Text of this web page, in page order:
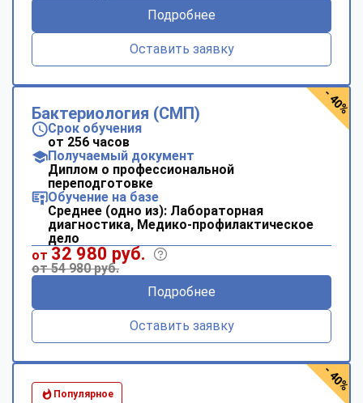
Подробнее
Оставить заявку
Бактериология (СМП)
Срок обучения
от 256 часов
Получаемый документ
Диплом о профессиональной
переподготовке
Обучение на базе
Среднее (одно из): Лабораторная
диагностика, Медико-профилактическое
дело
от 32 980 руб.
от 54 980 руб.
Подробнее
Оставить заявку
- 40%
Популярное
- 40%